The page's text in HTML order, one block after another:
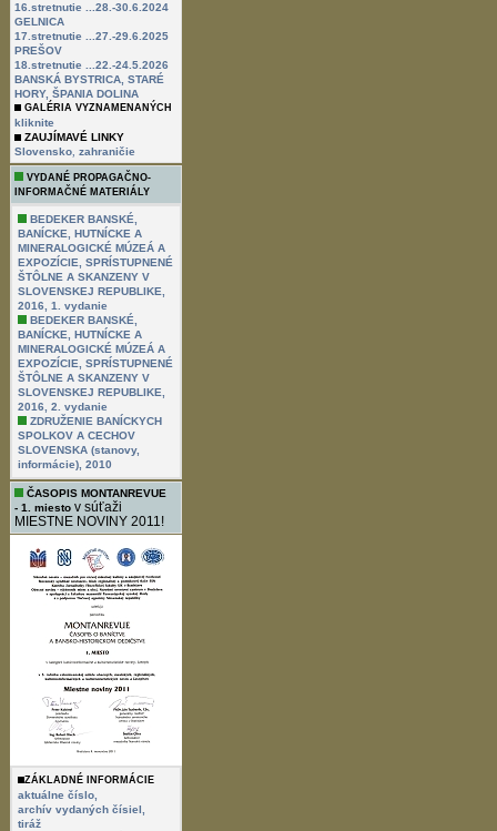
16.stretnutie ...28.-30.6.2024
GELNICA
17.stretnutie ...27.-29.6.2025
PREŠOV
18.stretnutie ...22.-24.5.2026
BANSKÁ BYSTRICA, STARÉ
HORY, ŠPANIA DOLINA
GALÉRIA VYZNAMENANÝCH
kliknite
ZAUJÍMAVÉ LINKY
Slovensko zahraničie
VYDANÉ PROPAGAČNO-
INFORMAČNÉ MATERIÁLY
BEDEKER BANSKÉ,
BANÍCKE, HUTNÍCKE A
MINERALOGICKÉ MÚZEÁ A
EXPOZÍCIE, SPRÍSTUPNENÉ
ŠTÔLNE A SKANZENY V
SLOVENSKEJ REPUBLIKE,
2016, 1. vydanie
BEDEKER BANSKÉ,
BANÍCKE, HUTNÍCKE A
MINERALOGICKÉ MÚZEÁ A
EXPOZÍCIE, SPRÍSTUPNENÉ
ŠTÔLNE A SKANZENY V
SLOVENSKEJ REPUBLIKE,
2016, 2. vydanie
ZDRUŽENIE BANÍCKYCH
SPOLKOV A CECHOV
SLOVENSKA (stanovy,
informácie), 2010
ČASOPIS MONTANREVUE
- 1. miesto v súťaži
MIESTNE NOVINY 2011!
ZÁKLADNÉ INFORMÁCIE
aktuálne číslo,
archív vydaných čísiel,
tiráž